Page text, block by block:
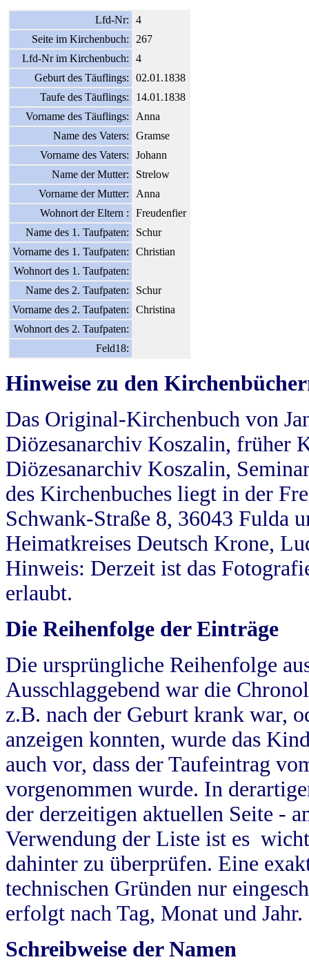
Lfd-Nr:
4
Seite im Kirchenbuch:
267
Lfd-Nr im Kirchenbuch:
4
Geburt des Täuflings:
02.01.1838
Taufe des Täuflings:
14.01.1838
Vorname des Täuflings:
Anna
Name des Vaters:
Gramse
Vorname des Vaters:
Johann
Name der Mutter:
Strelow
Vorname der Mutter:
Anna
Wohnort der Eltern :
Freudenfier
Name des 1. Taufpaten:
Schur
Vorname des 1. Taufpaten:
Christian
Wohnort des 1. Taufpaten:
Name des 2. Taufpaten:
Schur
Vorname des 2. Taufpaten:
Christina
Wohnort des 2. Taufpaten:
Feld18:
Hinweise zu den
Das Original-Kirchenbuch von
Diözesanarchiv Koszalin, früher
Diözesanarchiv Koszalin,
des Kirchenbuches liegt in der
Schwank-Straße 8, 36043 Fulda
Heimatkreises Deutsch Krone,
Hinweis: Derzeit ist das
erlaubt.
Die Reihenfolge der Einträge
Die ursprüngliche Reihenfolge
Ausschlaggebend war die
z.B. nach der Geburt krank war,
anzeigen konnten, wurde das
auch vor, dass der Taufeintrag
vorgenommen wurde. In
der derzeitigen aktuellen Seite -
Verwendung der Liste ist es
dahinter zu überprüfen. Eine
technischen Gründen nur
erfolgt nach Tag, Monat und Jahr.
Schreibweise der Namen